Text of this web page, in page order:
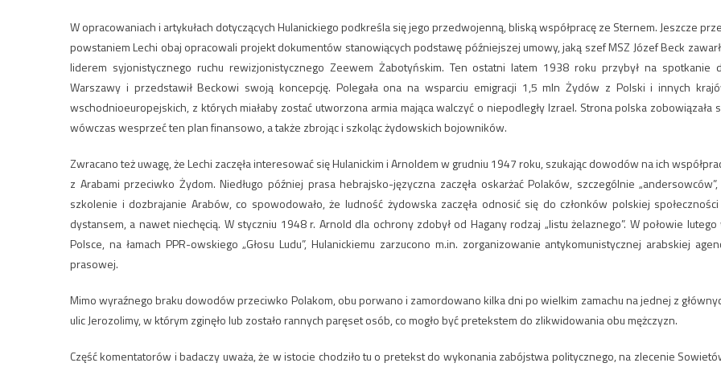
W opracowaniach i artykułach dotyczących Hulanickiego podkreśla się jego przedwojenną, bliską współpracę ze Sternem. Jeszcze
powstaniem Lechi obaj opracowali projekt dokumentów stanowiących podstawę późniejszej umowy, jaką szef MSZ Józef Beck
liderem syjonistycznego ruchu rewizjonistycznego Zeewem Żabotyńskim. Ten ostatni latem 1938 roku przybył na spotkanie
Warszawy i przedstawił Beckowi swoją koncepcję. Polegała ona na wsparciu emigracji 1,5 mln Żydów z Polski i innych
wschodnioeuropejskich, z których miałaby zostać utworzona armia mająca walczyć o niepodległy Izrael. Strona polska zobowiązała
wówczas wesprzeć ten plan finansowo, a także zbrojąc i szkoląc żydowskich bojowników.
Zwracano też uwagę, że Lechi zaczęła interesować się Hulanickim i Arnoldem w grudniu 1947 roku, szukając dowodów na ich
z Arabami przeciwko Żydom. Niedługo później prasa hebrajsko-języczna zaczęła oskarżać Polaków, szczególnie
szkolenie i dozbrajanie Arabów, co spowodowało, że ludność żydowska zaczęła odnosić się do członków polskiej
dystansem, a nawet niechęcią. W styczniu 1948 r. Arnold dla ochrony zdobył od Hagany rodzaj „listu żelaznego”. W połowie lutego
Polsce, na łamach PPR-owskiego „Głosu Ludu”, Hulanickiemu zarzucono m.in. zorganizowanie antykomunistycznej arabskiej
prasowej.
Mimo wyraźnego braku dowodów przeciwko Polakom, obu porwano i zamordowano kilka dni po wielkim zamachu na jednej z
ulic Jerozolimy, w którym zginęło lub zostało rannych paręset osób, co mogło być pretekstem do zlikwidowania obu mężczyzn.
Część komentatorów i badaczy uważa, że w istocie chodziło tu o pretekst do wykonania zabójstwa politycznego, na zlecenie